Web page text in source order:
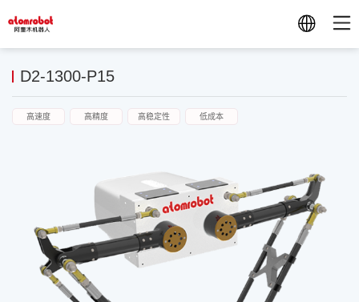
D2-1300-P15
高速度 高精度 高稳定性 低成本